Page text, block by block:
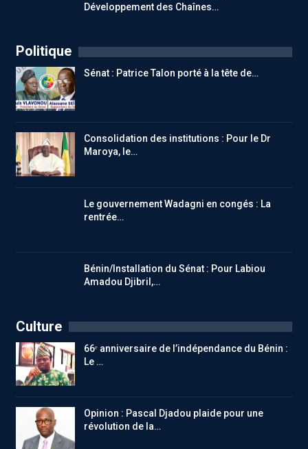
Développement des Chaînes…
Politique
Sénat : Patrice Talon porté à la tête de…
Consolidation des institutions : Pour le Dr
Maroya, le…
Le gouvernement Wadagni en congés : La
rentrée…
Bénin/Installation du Sénat : Pour Labiou
Amadou Djibril,…
Culture
66ᵉ anniversaire de l’indépendance du Bénin :
Le …
Opinion : Pascal Djadou plaide pour une
révolution de la…